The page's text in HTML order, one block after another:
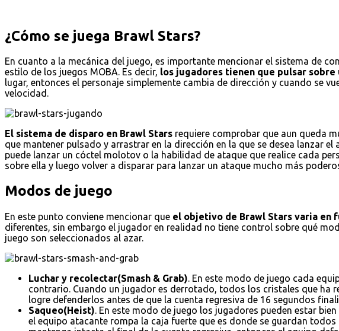
¿Cómo se juega Brawl Stars?
En cuanto a la mecánica del juego, es importante mencionar el sistema de
estilo de los juegos MOBA. Es decir, los jugadores tienen que pulsar
lugar, entonces el personaje simplemente cambia de dirección y cuando se
velocidad.
El sistema de disparo en Brawl Stars requiere comprobar que aun queda
que mantener pulsado y arrastrar en la dirección en la que se desea lanzar
puede lanzar un cóctel molotov o la habilidad de ataque que realice cada
sobre ella y luego volver a disparar para lanzar un ataque mucho más
Modos de juego
En este punto conviene mencionar que el objetivo de Brawl Stars varia en
diferentes, sin embargo el jugador en realidad no tiene control sobre qué
juego son seleccionados al azar.
Luchar y recolectar(Smash & Grab). En este modo de juego cada
contrario. Cuando un jugador es derrotado, todos los cristales que ha
logre defenderlos antes de que la cuenta regresiva de 16 segundos
Saqueo(Heist). En este modo de juego los jugadores pueden estar
el equipo atacante rompa la caja fuerte que es donde se guardan